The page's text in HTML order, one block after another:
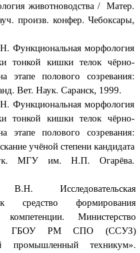
животноводства / Матер.
произв. конфер. Чебоксары,
Функциональная морфология
тонкой кишки телок чёрно-
этапе полового созревания:
Вет. Наук. Саранск, 1999.
Функциональная морфология
тонкой кишки телок чёрно-
этапе полового созревания:
учёной степени кандидата
МГУ им. Н.П. Огарёва.
Исследовательская
средство формирования
компетенции. Министерство
ГБОУ РМ СПО (ССУЗ)
промышленный техникум».